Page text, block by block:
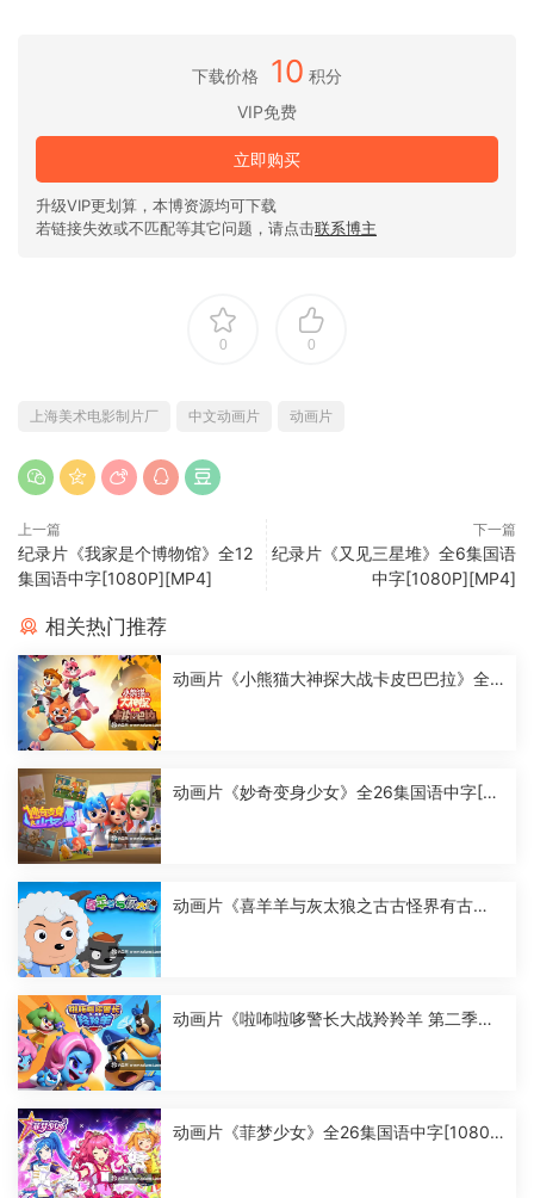
下载价格 10 积分
VIP免费
立即购买
升级VIP更划算，本博资源均可下载
若链接失效或不匹配等其它问题，请点击联系博主
0 0
上海美术电影制片厂 中文动画片 动画片
上一篇
纪录片《我家是个博物馆》全12
集国语中字[1080P][MP4]
下一篇
纪录片《又见三星堆》全6集国语
中字[1080P][MP4]
相关热门推荐
动画片《小熊猫大神探大战卡皮巴巴拉》全2
动画片《妙奇变身少女》全26集国语中字[10
动画片《喜羊羊与灰太狼之古古怪界有古
动画片《啦咘啦哆警长大战羚羚羊 第二季》
动画片《菲梦少女》全26集国语中字[1080